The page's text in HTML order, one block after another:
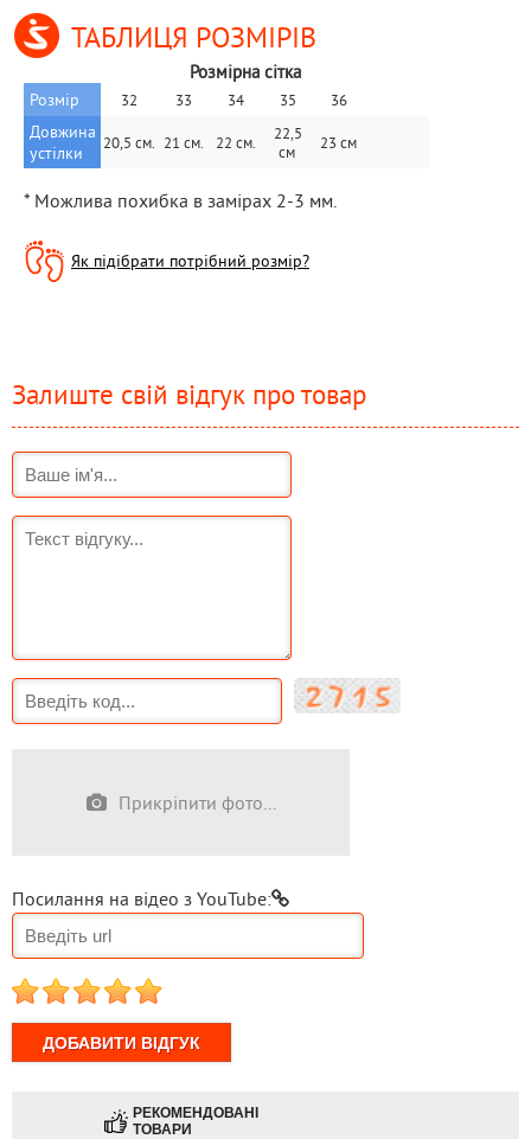
ТАБЛИЦЯ РОЗМІРІВ
Розмірна сітка
Розмір 32 33 34 35 36
Довжина
устілки
20,5 см. 21 см. 22 см.
22,5
см
23 см
* Можлива похибка в замірах 2-3 мм.
Як підібрати потрібний розмір?
Залиште свій відгук про товар
Прикріпити фото...
Посилання на відео з YouTube:
1 2 3 4 5
РЕКОМЕНДОВАНІ
ТОВАРИ